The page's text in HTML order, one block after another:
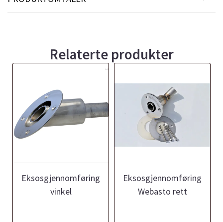
Relaterte produkter
Eksosgjennomføring
vinkel
Eksosgjennomføring
Webasto rett